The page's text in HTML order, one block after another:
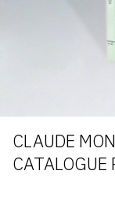
CLAUDE
CATALOGUE